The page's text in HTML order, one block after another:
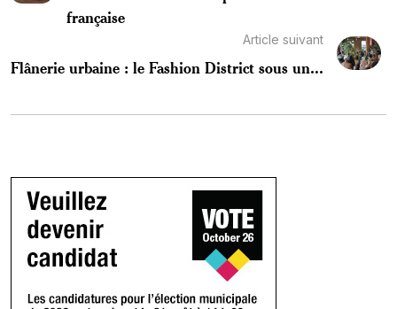
française
Article suivant
Flânerie urbaine : le Fashion District sous un...